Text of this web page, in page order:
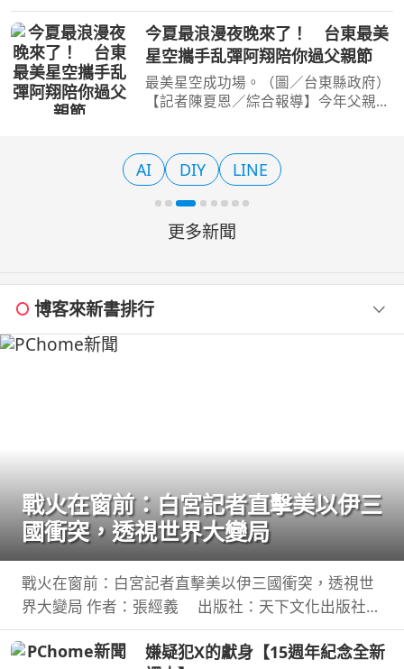
全球領先的線上旅遊平台Trip.com特別
結合父親節檔期，即日起至 8 月 8 日晚
間11點59分 推出限時
今夏最浪漫夜晚來了！ 台東最美
星空攜手乱彈阿翔陪你過父親節
最美星空成功場。（圖／台東縣政府）
【記者陳夏恩／綜合報導】今年父親
將於8月8日晚間登場，雖然原本規劃在
三仙台沙灘舉辦，但因日前接連受
AI DIY LINE
更多新聞
博客來新書排行
戰火在窗前：白宮記者直擊美以伊三
國衝突，透視世界大變局
戰火在窗前：白宮記者直擊美以伊三國衝突，透視世
界大變局 作者：張經義 出版社：天下文化出版社
出版日期：2026-07-31 00:00:00 新聞告訴你，今
天哪裡又開火； 這本書告訴你，世界為什麼走到今
嫌疑犯X的獻身【15週年紀念全新